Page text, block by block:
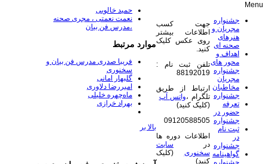
حمید خالویی
نعمت نعمتی ، مجری صحنه
،مدرس فن بیان
موارد مرتبط
فریبا صدری مدرس فن بیان و
سخنوری
گلبهار امانی
امیررضا دلاوری
ماه‌چهره خلیلی
بهراد خرازی
بالا بر
جهت کسب
اطلاعات بیشتر
روی عکس کلیک
کنید.
تلفن ثبت نام :
88192019
ارتباط از طریق
تلگرام ،واتس آپ
(کلیک کنید)
09120588505
اطلاعات دوره ها
در سایت
سخنوری (کلیک
کنید)
Menu
جشنواره
مجریان و
هنرهای
صحنه ای
اهداف و
محور های
جشنواره
مجریان
مخاطبان
جشنواره
تعرفه
حضور در
جشنواره
ثبت نام
در
جشنواره
گواهینامه
جشنواره